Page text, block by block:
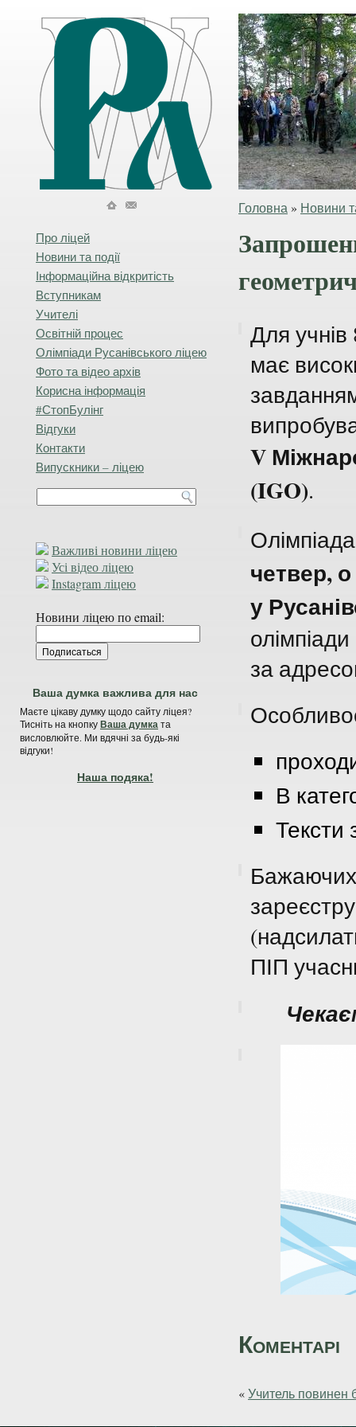
Головна » Новини
Про ліцей
Новини та події
Інформаційна відкритість
Вступникам
Учителі
Освітній процес
Олімпіади Русанівського ліцею
Фото та відео архів
Корисна інформація
#СтопБулінг
Відгуки
Контакти
Випускники – ліцею
Важливі новини ліцею
Усі відео ліцею
Instagram ліцею
Новини ліцею по email:
Ваша думка важлива для нас
Маєте цікаву думку щодо сайту ліцея?
Тисніть на кнопкуВаша думката
висловлюйте. Ми вдячні за будь-які
відгуки!
Наша подяка!
Для учнів
має
V
(IGO).
четвер, о
у
олімпіади
за
В
Тексти
Бажаючих
ПІП
Коментарі
«Учитель повинен